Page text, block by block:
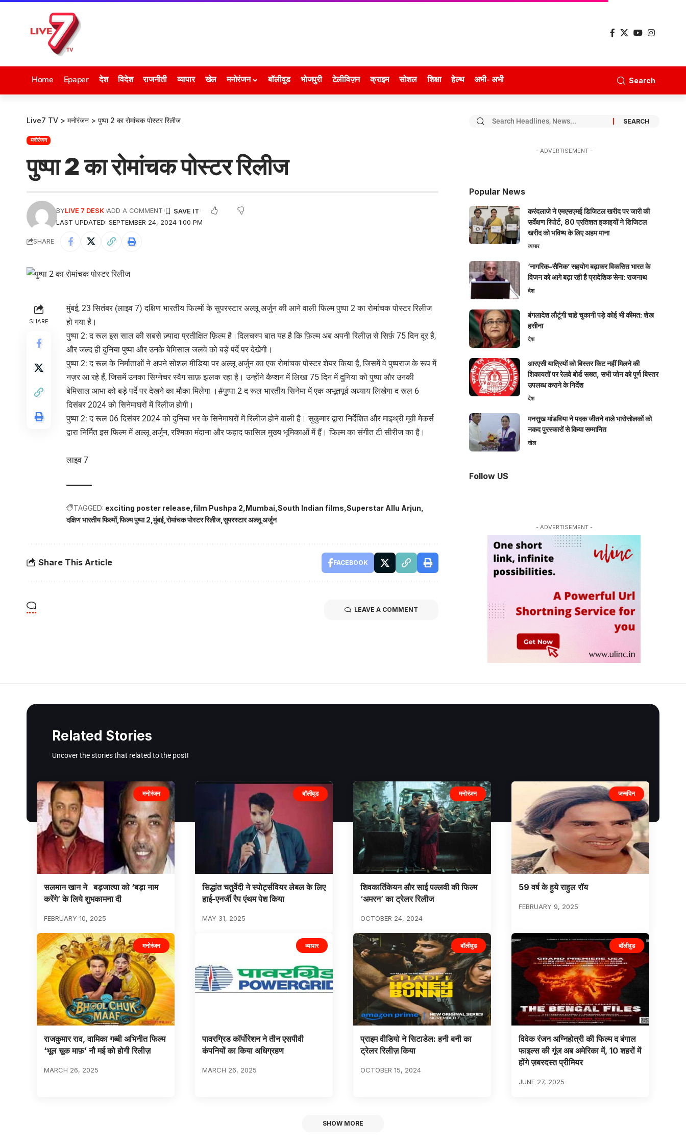
Home Epaper देश विदेश राजनीती व्यापार खेल मनोरंजन बॉलीवुड भोजपुरी टेलीविज़न क्राइम सोशल शिक्षा हेल्थ अभी- अभी Search
Live7 TV > मनोरंजन > पुष्पा 2 का रोमांचक पोस्टर रिलीज
मनोरंजन
पुष्पा 2 का रोमांचक पोस्टर रिलीज
LAST UPDATED: SEPTEMBER 24, 2024 1:00 PM
BYLIVE 7 DESK ADD A COMMENT
SHARE
SHARE
मुंबई, 23 सितंबर (लाइव 7) दक्षिण भारतीय फिल्मों के सुपरस्टार अल्लू अर्जुन की आने वाली फिल्म पुष्पा 2 का रोमांचक पोस्टर रिलीज
हो गया है।
पुष्पा 2: द रूल इस साल की सबसे ज़्यादा प्रतीक्षित फ़िल्म है।दिलचस्प बात यह है कि फ़िल्म अब अपनी रिलीज़ से सिर्फ़ 75 दिन दूर है,
और जल्द ही दुनिया पुष्पा और उनके बेमिसाल जलवे को बड़े पर्दे पर देखेगी।
पुष्पा 2: द रूल के निर्माताओं ने अपने सोशल मीडिया पर अल्लू अर्जुन का एक रोमांचक पोस्टर शेयर किया है, जिसमें वे पुष्पराज के रूप में
नज़र आ रहे हैं, जिसमें उनका सिग्नेचर स्वैग साफ़ झलक रहा है। उन्होंने कैप्शन में लिखा 75 दिन में दुनिया को पुष्पा और उनकी
बेमिसाल आभा को बड़े पर्दे पर देखने का मौका मिलेगा ।#पुष्पा 2 द रूल भारतीय सिनेमा में एक अभूतपूर्व अध्याय लिखेगा द रूल 6
दिसंबर 2024 को सिनेमाघरों में रिलीज होगी।
पुष्पा 2: द रूल 06 दिसंबर 2024 को दुनिया भर के सिनेमाघरों में रिलीज होने वाली है। सुकुमार द्वारा निर्देशित और माइथ्री मूवी मेकर्स
द्वारा निर्मित इस फिल्म में अल्लू अर्जुन, रश्मिका मंदाना और फहाद फासिल मुख्य भूमिकाओं में हैं। फिल्म का संगीत टी सीरीज का है।
लाइव 7
TAGGED: exciting poster release film Pushpa 2 Mumbai South Indian films Superstar Allu Arjun
दक्षिण भारतीय फिल्मों फिल्म पुष्पा 2 मुंबई रोमांचक पोस्टर रिलीज सुपरस्टार अल्लू अर्जुन
Share This Article FACEBOOK
LEAVE A COMMENT
- ADVERTISEMENT -
Popular News
करंदलाजे ने एमएसएमई डिजिटल खरीद पर जारी की
सर्वेक्षण रिपोर्ट, 80 प्रतिशत इकाइयों ने डिजिटल
खरीद को भविष्य के लिए अहम माना
व्यापार
‘नागरिक-सैनिक’ सहयोग बढ़ाकर विकसित भारत के
विजन को आगे बढ़ा रही है प्रादेशिक सेना: राजनाथ
देश
बंगलादेश लौटूंगी चाहे चुकानी पड़े कोई भी कीमत: शेख
हसीना
देश
आरएसी यात्रियों को बिस्तर किट नहीं मिलने की
शिकायतों पर रेलवे बोर्ड सख्त, सभी जोन को पूर्ण बिस्तर
उपलब्ध कराने के निर्देश
देश
मनसुख मांडविया ने पदक जीतने वाले भारोत्तोलकों को
नकद पुरस्कारों से किया सम्मानित
खेल
Follow US
- ADVERTISEMENT -
Related Stories
Uncover the stories that related to the post!
मनोरंजन
सलमान खान ने बड़जात्या को ‘बड़ा नाम
करेंगे’ के लिये शुभकामना दी
FEBRUARY 10, 2025
बॉलीवुड
सिद्धांत चतुर्वेदी ने स्पोर्ट्सवियर लेबल के लिए
हाई-एनर्जी रैप एंथम पेश किया
MAY 31, 2025
मनोरंजन
शिवकार्तिकेयन और साई पल्लवी की फिल्म
‘अमरन’ का ट्रेलर रिलीज
OCTOBER 24, 2024
जन्मदिन
59 वर्ष के हुये राहुल रॉय
FEBRUARY 9, 2025
मनोरंजन
राजकुमार राव, वामिका गब्बी अभिनीत फिल्म
‘भूल चूक माफ़’ नौ मई को होगी रिलीज़
MARCH 26, 2025
व्यापार
पावरग्रिड कॉर्पोरेशन ने तीन एसपीवी
कंपनियों का किया अधिग्रहण
MARCH 26, 2025
बॉलीवुड
प्राइम वीडियो ने सिटाडेल: हनी बनी का
ट्रेलर रिलीज़ किया
OCTOBER 15, 2024
बॉलीवुड
विवेक रंजन अग्निहोत्री की फिल्म द बंगाल
फाइल्स की गूंज अब अमेरिका में, 10 शहरों में
होंगे ज़बरदस्त प्रीमियर
JUNE 27, 2025
SHOW MORE